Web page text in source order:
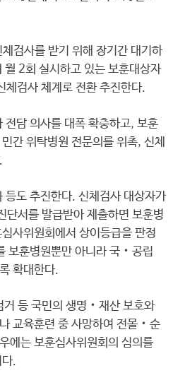
검사를 받기 위해 장기간 대기하
월 2회 실시하고 있는 보훈대상자
체검사 체계로 전환 추진한다.
전담 의사를 대폭 확충하고, 보훈
간 위탁병원 전문의를 위촉, 신체
등도 추진한다. 신체검사 대상자가
단서를 발급받아 제출하면 보훈병
사위원회에서 상이등급을 판정
보훈병원뿐만 아니라 국‧공립
확대한다.
등 국민의 생명‧재산 보호와
교육훈련 중 사망하여 전몰‧순
에는 보훈심사위원회의 심의를
.